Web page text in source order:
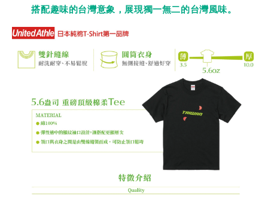
搭配趣味的台灣意象，展現獨一無二的台灣風味。